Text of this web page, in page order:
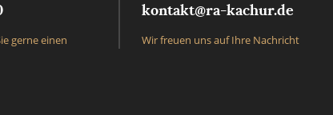
gerne einen
kontakt@ra-kachur.de
Wir freuen uns auf Ihre Nachricht